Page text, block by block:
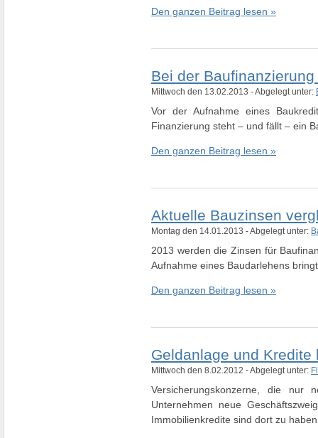
Den ganzen Beitrag lesen »
Bei der
Mittwoch den 13.02.2013 - Abgelegt unter:
Vor der Aufnahme eines
Finanzierung steht – und fällt – ein
Den ganzen Beitrag lesen »
Aktuelle Bauzinsen
Montag den 14.01.2013 - Abgelegt unter:
2013 werden die Zinsen für
Aufnahme eines Baudarlehens
Den ganzen Beitrag lesen »
Geldanlage und
Mittwoch den 8.02.2012 - Abgelegt unter:
Versicherungskonzerne, die nur
Unternehmen neue
Immobilienkredite sind dort zu